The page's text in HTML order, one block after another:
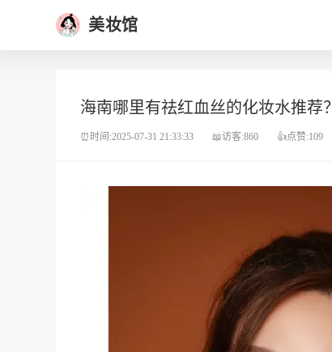
美妆馆
海南哪里有祛红血丝的化妆水推荐？
⏰时间:2025-07-31 21:33:33 📖访客:860 👍点赞:109